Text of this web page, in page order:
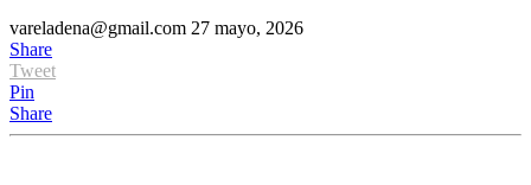
vareladena@gmail.com 27 mayo, 2026
Share
Tweet
Pin
Share